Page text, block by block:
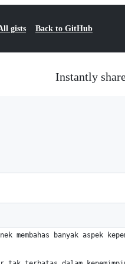
gists Back to GitHub
Instantly
membahas banyak